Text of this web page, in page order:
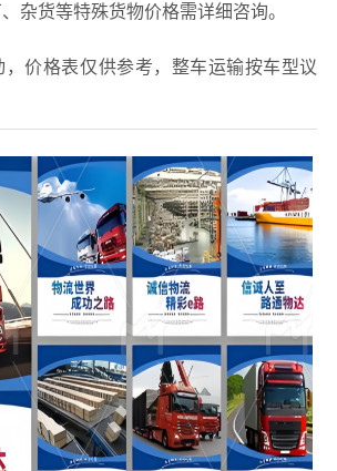
杂货等特殊货物价格需详细咨询。
，价格表仅供参考，整车运输按车型议